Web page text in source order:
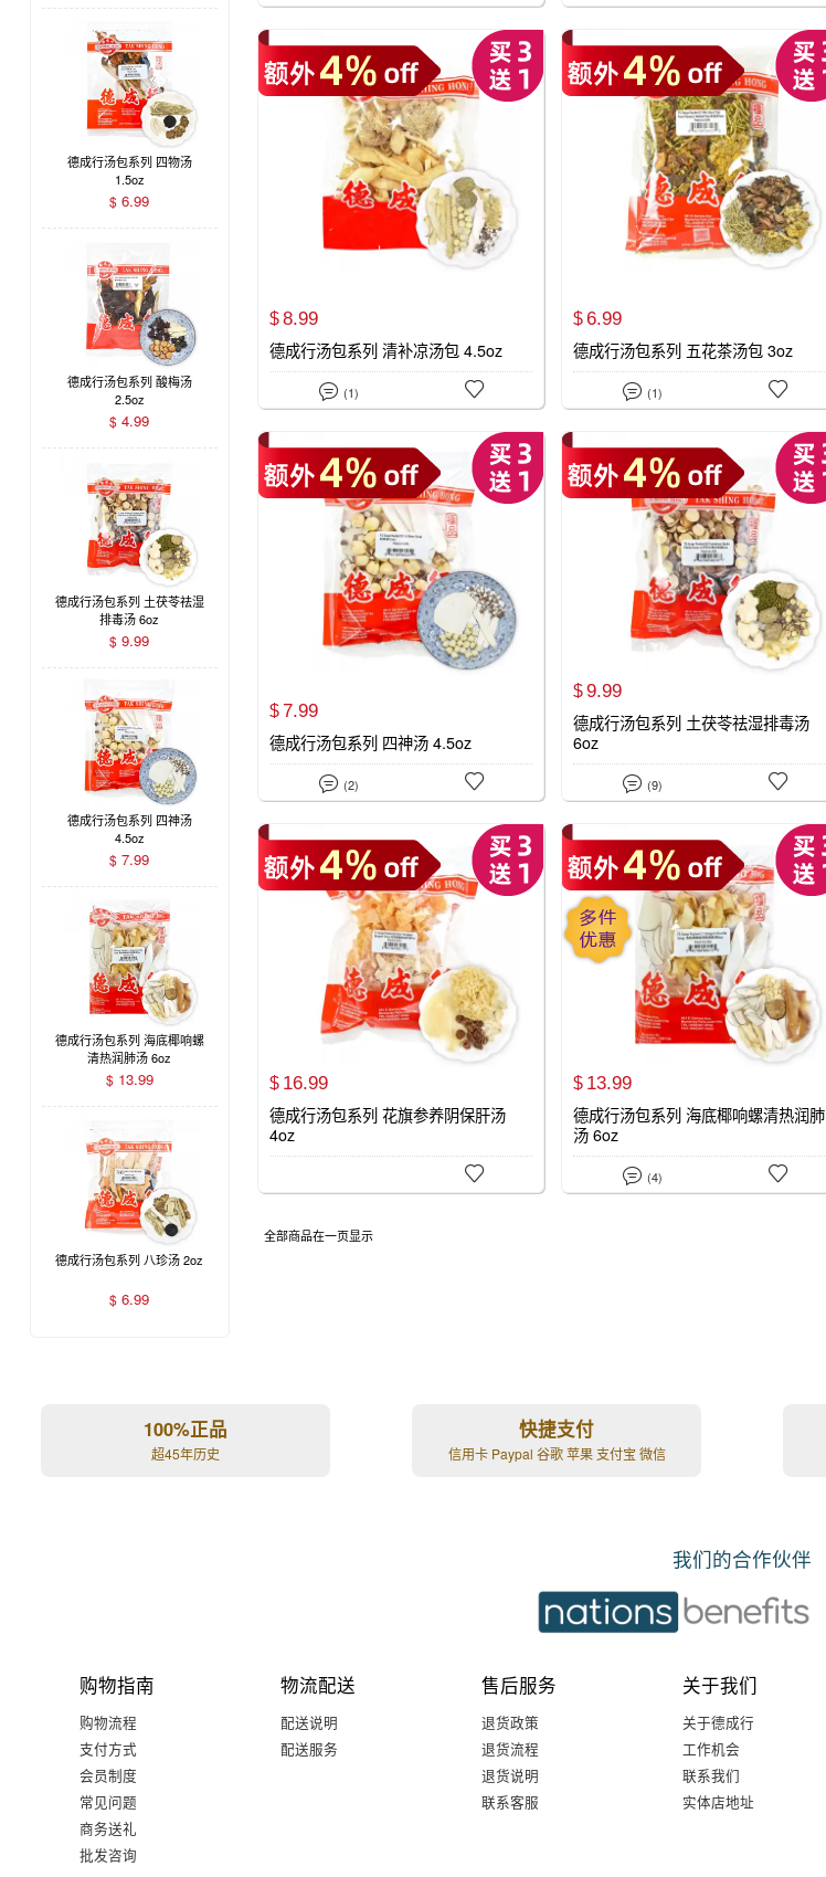
德成行汤包系列 四物汤
1.5oz
$ 6.99
德成行汤包系列 酸梅汤
2.5oz
$ 4.99
德成行汤包系列 土茯苓祛湿
排毒汤 6oz
$ 9.99
德成行汤包系列 四神汤
4.5oz
$ 7.99
德成行汤包系列 海底椰响螺
清热润肺汤 6oz
$ 13.99
德成行汤包系列 八珍汤 2oz
$ 6.99
$8.99
德成行汤包系列 清补凉汤包 4.5oz
 (1) 
$6.99
德成行汤包系列 五花茶汤包 3oz
 (1) 
$7.99
德成行汤包系列 四神汤 4.5oz
 (2) 
$9.99
德成行汤包系列 土茯苓祛湿排毒汤
6oz
 (9) 
$ 16.99
德成行汤包系列 花旗参养阴保肝汤
4oz

$ 13.99
德成行汤包系列 海底椰响螺清热润肺
汤 6oz
 (4) 
全部商品在一页显示
100%正品
超45年历史
快捷支付
信用卡 Paypal 谷歌 苹果 支付宝 微信
我们的合作伙伴
购物指南
购物流程
支付方式
会员制度
常见问题
商务送礼
批发咨询
物流配送
配送说明
配送服务
售后服务
退货政策
退货流程
退货说明
联系客服
关于我们
关于德成行
工作机会
联系我们
实体店地址